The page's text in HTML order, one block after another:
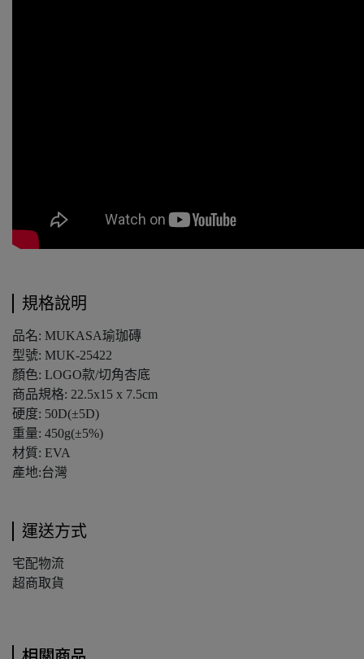
規格說明
品名: MUKASA瑜珈磚
型號: MUK-25422
顏色: LOGO款/切角杏底
商品規格: 22.5x15 x 7.5cm
硬度: 50D(±5D)
重量: 450g(±5%)
材質: EVA
產地:台灣
運送方式
宅配物流
超商取貨